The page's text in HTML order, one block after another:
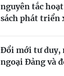
nguyên tắc
sách phát triển
Đổi mới tư duy,
ngoại Đảng và